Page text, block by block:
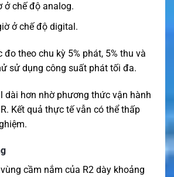
ở chế độ analog.
ở chế độ digital.
đo theo chu kỳ 5% phát, 5% thu và
sử dụng công suất phát tối đa.
dài hơn nhờ phương thức vận hành
Kết quả thực tế vẫn có thể thấp
cầm nắm của R2 dày khoảng